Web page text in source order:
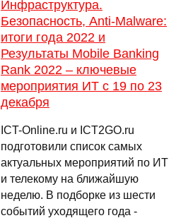
Инфраструктура.
Безопасность, Anti-Malware:
итоги года 2022 и
Результаты Mobile Banking
Rank 2022 – ключевые
мероприятия ИТ с 19 по 23
декабря
ICT-Online.ru и ICT2GO.ru
подготовили список самых
актуальных мероприятий по ИТ
и телекому на ближайшую
неделю. В подборке из шести
событий уходящего года -